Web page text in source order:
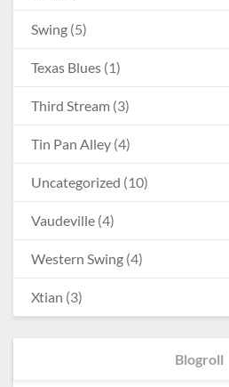
Swing (5)
Texas Blues (1)
Third Stream (3)
Tin Pan Alley (4)
Uncategorized (10)
Vaudeville (4)
Western Swing (4)
Xtian (3)
Blogroll